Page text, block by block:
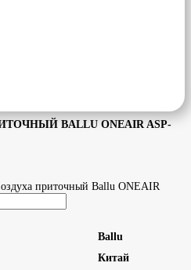
BALLU ONEAIR ASP-
приточный Ballu ONEAIR
Ballu
Китай